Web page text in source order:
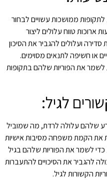
ממושכות עשויים לבחור
טווח עלולים ליצור
ועלולים להגביר את הסיכון
או חשיפה לתנאים מסוימים.
את הפוריות שלהם בתקופות
שלהם עלולה לרדת, מה שמוביל
את הקמת משפחה מסיבות אישיות
לשמר את הפוריות שלהם בגיל
להגביר את הסיכויים להתעברות
הקשורות לגיל.